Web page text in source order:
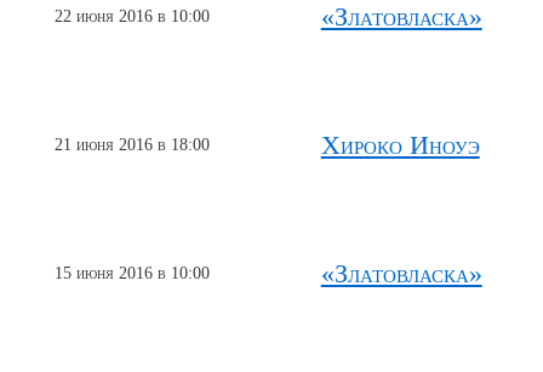
22 июня 2016 в 10:00 «Златовласка»
21 июня 2016 в 18:00 Хироко Иноуэ
15 июня 2016 в 10:00 «Златовласка»